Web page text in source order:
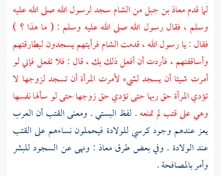
لما قدممعاذ بن جبلمنالشامسجد لرسول الله صلى الله عليه
وسلم ، فقال رسول الله صلى الله عليه وسلم : ( ما هذا ؟ )
فقال : يا رسول الله ، قدمتالشامفرأيتهم يسجدون لبطارقتهم
وأساقفتهم ، فأردت أن أفعل ذلك بك ، قال : فلا تفعل فإني لو
أمرت شيئا أن يسجد لشيء لأمرت المرأة أن تسجد لزوجها لا
تؤدي المرأة حق ربها حتى تؤدي حق زوجها حتى لو سألها نفسها
وهي على قتب لم تمنعه. لفظ البستي. ومعنى القتب أن العرب
يعز عندهم وجود كرسي للولادة فيحملون نساءهم على القتب
عند الولادة . وفي بعض طرقمعاذ : ونهى عن السجود للبشر
وأمر بالمصافحة .